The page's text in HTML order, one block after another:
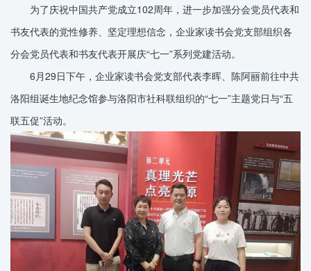
为了庆祝中国共产党成立102周年，进一步加强分会党员代表和
书友代表的党性修养、坚定理想信念，企业家读书会党支部组织各
分会党员代表和书友代表开展庆“七一”系列党建活动。
6月29日下午，企业家读书会党支部代表李晖、陈阿丽前往中共
洛阳组诞生地纪念馆参与洛阳市社科联组织的“七一”主题党日与“五
联五促”活动。